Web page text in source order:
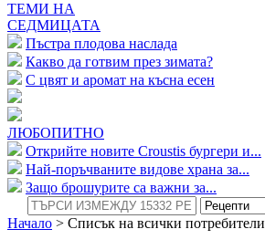
ТЕМИ НА
СЕДМИЦАТА
Пъстра плодова наслада
Какво да готвим през зимата?
С цвят и аромат на късна есен
ЛЮБОПИТНО
Открийте новите Croustis бургери и...
Най-поръчваните видове храна за...
Защо брошурите са важни за...
Начало > Списък на всички потребители